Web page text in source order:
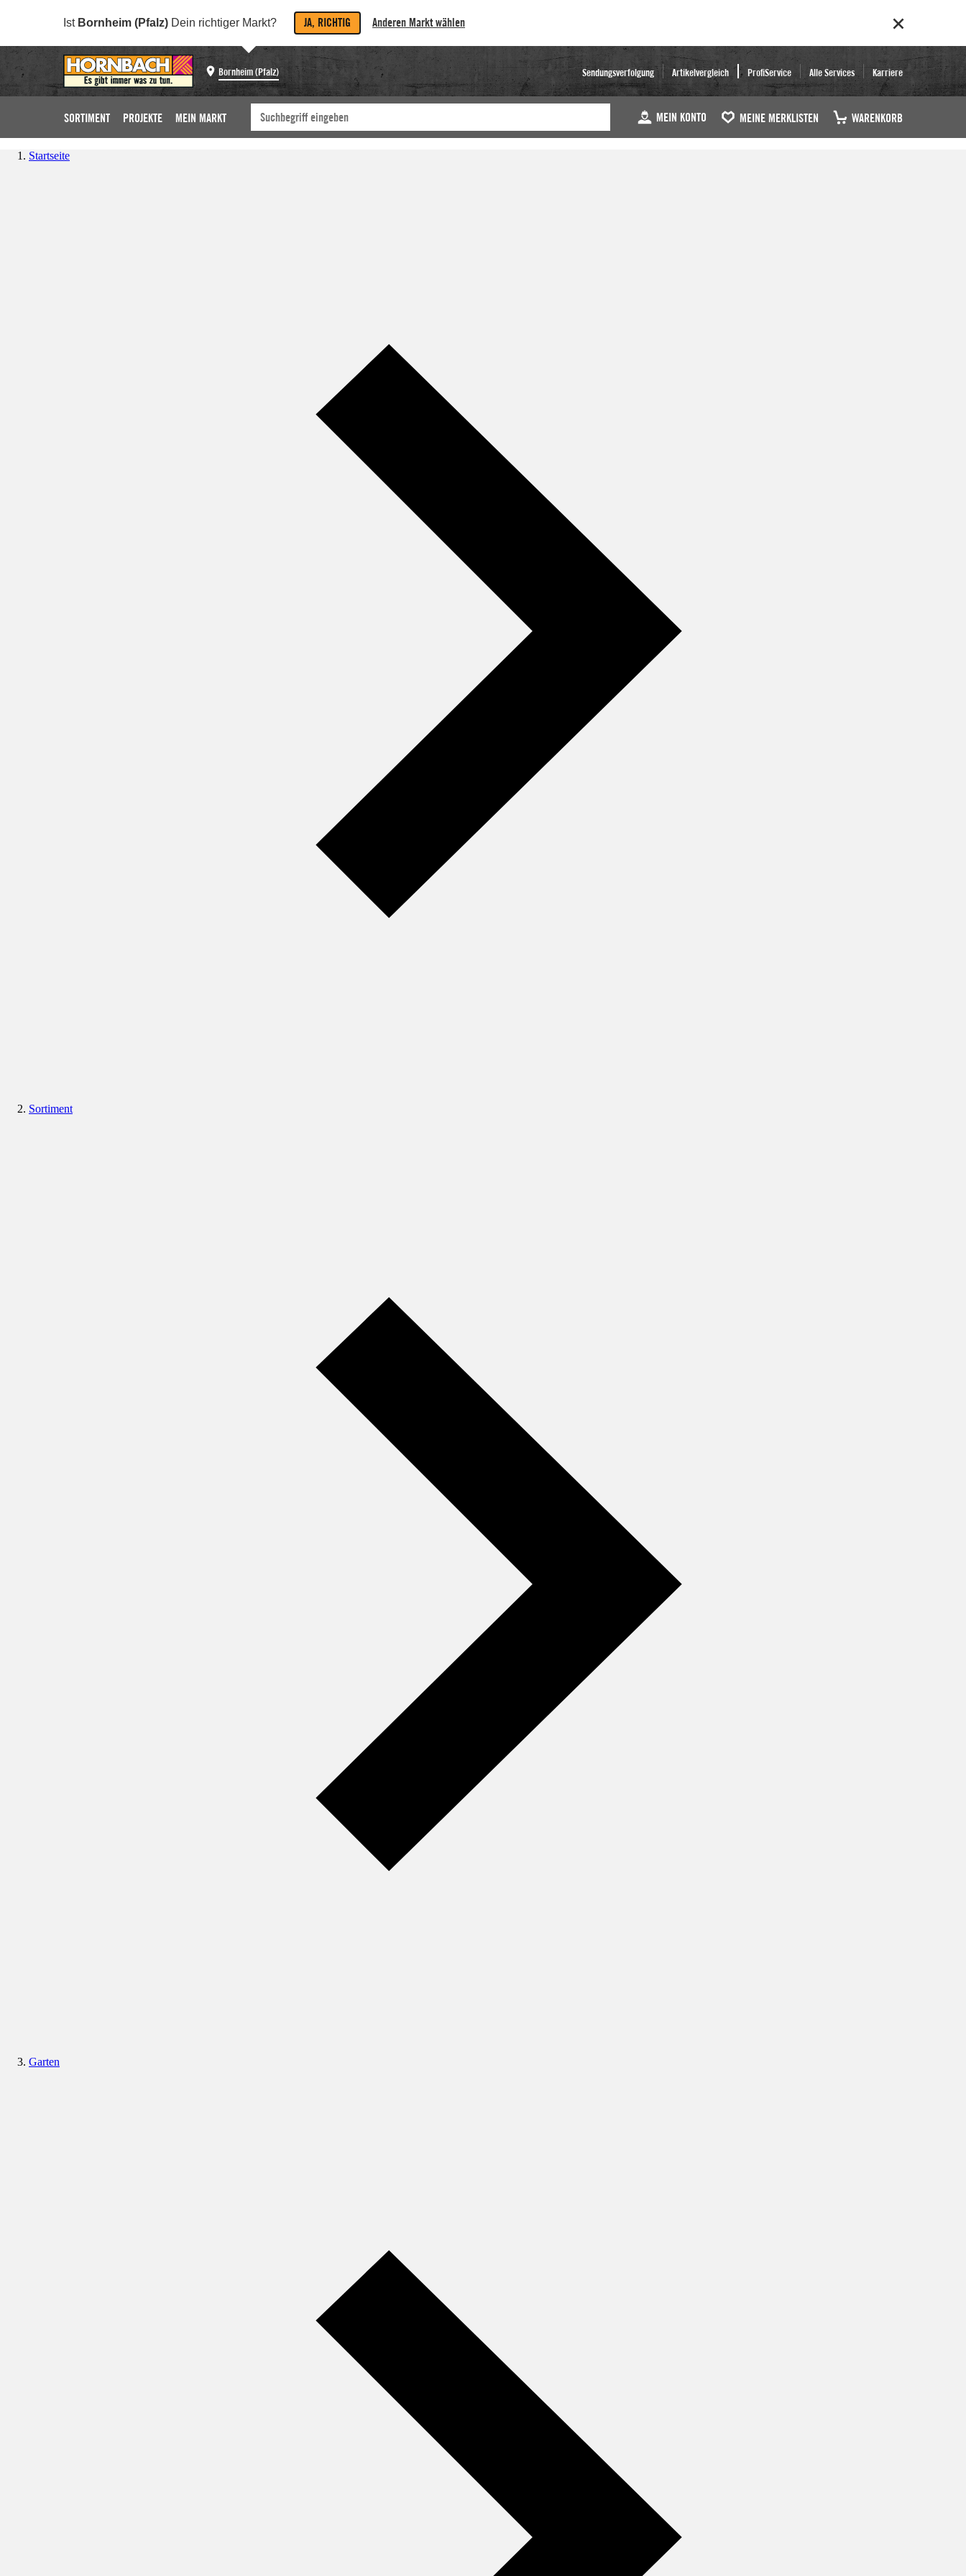
Ist Bornheim (Pfalz) Dein richtiger Markt? JA, RICHTIG Anderen Markt wählen
Bornheim (Pfalz) Sendungsverfolgung Artikelvergleich ProfiService Alle Services Karriere
SORTIMENT PROJEKTE MEIN MARKT MEIN KONTO MEINE MERKLISTEN WARENKORB
Startseite
Sortiment
Garten